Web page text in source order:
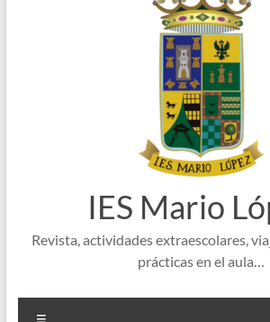
IES Mario
Revista, actividades extraescolares,
prácticas en el aula…